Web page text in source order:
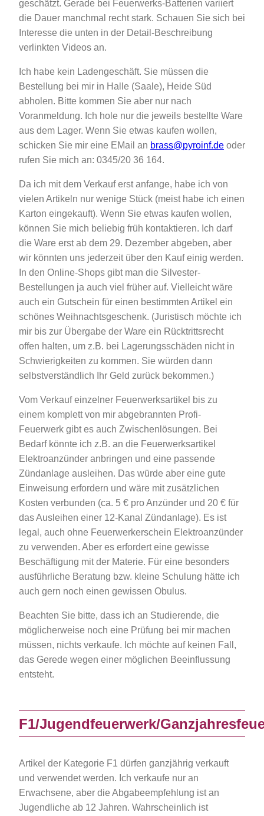
geschätzt. Gerade bei Feuerwerks-Batterien variiert
die Dauer manchmal recht stark. Schauen Sie sich bei
Interesse die unten in der Detail-Beschreibung
verlinkten Videos an.
Ich habe kein Ladengeschäft. Sie müssen die
Bestellung bei mir in Halle (Saale), Heide Süd
abholen. Bitte kommen Sie aber nur nach
Voranmeldung. Ich hole nur die jeweils bestellte Ware
aus dem Lager. Wenn Sie etwas kaufen wollen,
schicken Sie mir eine EMail an brass@pyroinf.de oder
rufen Sie mich an: 0345/20 36 164.
Da ich mit dem Verkauf erst anfange, habe ich von
vielen Artikeln nur wenige Stück (meist habe ich einen
Karton eingekauft). Wenn Sie etwas kaufen wollen,
können Sie mich beliebig früh kontaktieren. Ich darf
die Ware erst ab dem 29. Dezember abgeben, aber
wir könnten uns jederzeit über den Kauf einig werden.
In den Online-Shops gibt man die Silvester-
Bestellungen ja auch viel früher auf. Vielleicht wäre
auch ein Gutschein für einen bestimmten Artikel ein
schönes Weihnachtsgeschenk. (Juristisch möchte ich
mir bis zur Übergabe der Ware ein Rücktrittsrecht
offen halten, um z.B. bei Lagerungsschäden nicht in
Schwierigkeiten zu kommen. Sie würden dann
selbstverständlich Ihr Geld zurück bekommen.)
Vom Verkauf einzelner Feuerwerksartikel bis zu
einem komplett von mir abgebrannten Profi-
Feuerwerk gibt es auch Zwischenlösungen. Bei
Bedarf könnte ich z.B. an die Feuerwerksartikel
Elektroanzünder anbringen und eine passende
Zündanlage ausleihen. Das würde aber eine gute
Einweisung erfordern und wäre mit zusätzlichen
Kosten verbunden (ca. 5 € pro Anzünder und 20 € für
das Ausleihen einer 12-Kanal Zündanlage). Es ist
legal, auch ohne Feuerwerkerschein Elektroanzünder
zu verwenden. Aber es erfordert eine gewisse
Beschäftigung mit der Materie. Für eine besonders
ausführliche Beratung bzw. kleine Schulung hätte ich
auch gern noch einen gewissen Obulus.
Beachten Sie bitte, dass ich an Studierende, die
möglicherweise noch eine Prüfung bei mir machen
müssen, nichts verkaufe. Ich möchte auf keinen Fall,
das Gerede wegen einer möglichen Beeinflussung
entsteht.
F1/Jugendfeuerwerk/
Artikel der Kategorie F1 dürfen ganzjährig verkauft
und verwendet werden. Ich verkaufe nur an
Erwachsene, aber die Abgabeempfehlung ist an
Jugendliche ab 12 Jahren. Wahrscheinlich ist